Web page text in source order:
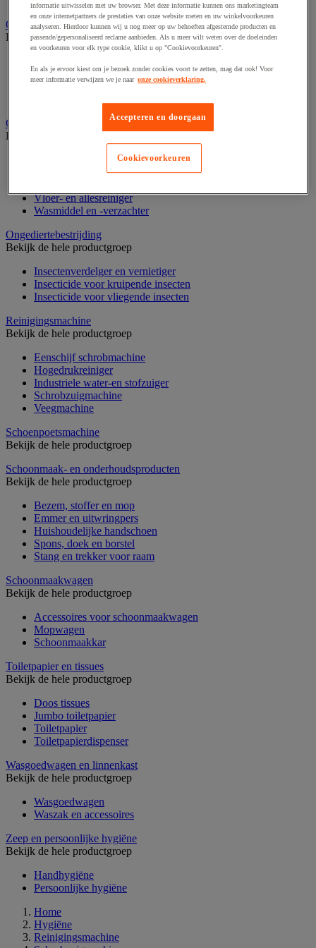
Onderdelen voor sanitair, douche en badkamer
Bekijk de hele productgroep
Onderdelen voor badkamer
Sanitaire scheidingswand en cabine
Onderhoudsproduct
Bekijk de hele productgroep
Sanitair schoonmaakmiddel
Vloer- en allesreiniger
Wasmiddel en -verzachter
Ongediertebestrijding
Bekijk de hele productgroep
Insectenverdelger en vernietiger
Insecticide voor kruipende insecten
Insecticide voor vliegende insecten
Reinigingsmachine
Bekijk de hele productgroep
Eenschijf schrobmachine
Hogedrukreiniger
Industriele water-en stofzuiger
Schrobzuigmachine
Veegmachine
Schoenpoetsmachine
Bekijk de hele productgroep
Schoonmaak- en onderhoudsproducten
Bekijk de hele productgroep
Bezem, stoffer en mop
Emmer en uitwringpers
Huishoudelijke handschoen
Spons, doek en borstel
Stang en trekker voor raam
Schoonmaakwagen
Bekijk de hele productgroep
Accessoires voor schoonmaakwagen
Mopwagen
Schoonmaakkar
Toiletpapier en tissues
Bekijk de hele productgroep
Doos tissues
Jumbo toiletpapier
Toiletpapier
Toiletpapierdispenser
Wasgoedwagen en linnenkast
Bekijk de hele productgroep
Wasgoedwagen
Waszak en accessoires
Zeep en persoonlijke hygiëne
Bekijk de hele productgroep
Handhygiëne
Persoonlijke hygiëne
Home
Hygiëne
Reinigingsmachine
informatie uitwisselen met uw browser. Met deze informatie kunnen ons marketingteam
en onze internetpartners de prestaties van onze website meten en uw winkelvoorkeuren
analyseren. Hierdoor kunnen wij u nog meer op uw behoeften afgestemde producten en
passende/gepersonaliseerd reclame aanbieden. Als u meer wilt weten over de doeleinden
en voorkeuren voor elk type cookie, klikt u op "Cookievoorkeuren".
En als je ervoor kiest om je bezoek zonder cookies voort te zetten, mag dat ook! Voor
meer informatie verwijzen we je naar onze cookieverklaring.
Accepteren en doorgaan
Cookievoorkeuren